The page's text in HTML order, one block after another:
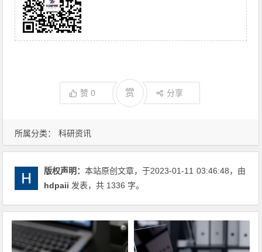
所属分类： 科研资讯
赞0 赏 分享
版权声明：本站原创文章，于2023-01-11 03:46:48，由
hdpaii 发表，共 1336 字。